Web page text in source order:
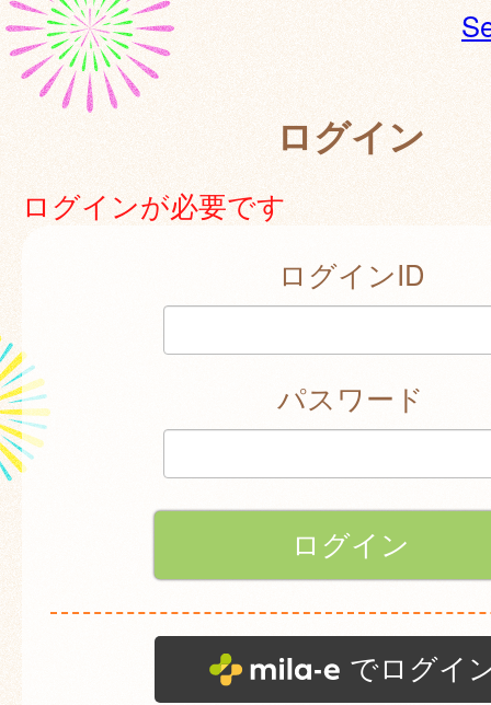
ログイン
ログインが必要です
ログインID
パスワード
でログイ